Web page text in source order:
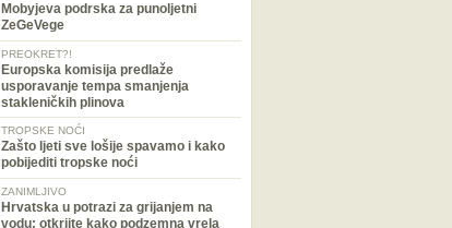
Mobyjeva podrska za punoljetni
ZeGeVege
PREOKRET?!
Europska komisija predlaže
usporavanje tempa smanjenja
stakleničkih plinova
TROPSKE NOĆI
Zašto ljeti sve lošije spavamo i kako
pobijediti tropske noći
ZANIMLJIVO
Hrvatska u potrazi za grijanjem na
vodu: otkrijte kako podzemna vrela